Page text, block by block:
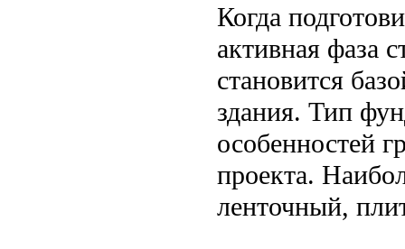
Когда
активная фаза
становится
здания. Тип
особенностей
проекта.
ленточный,